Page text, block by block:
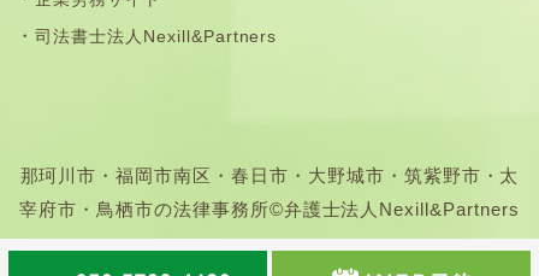
司法書士法人Nexill&Partners
那珂川市・福岡市南区・春日市・大野城市・筑紫野市・太
宰府市・鳥栖市の法律事務所©弁護士法人Nexill&Partners